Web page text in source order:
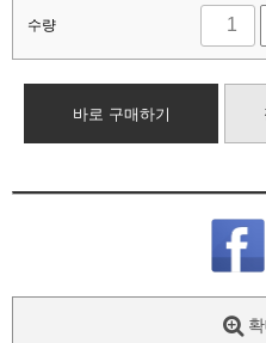
수량
바로 구매하기